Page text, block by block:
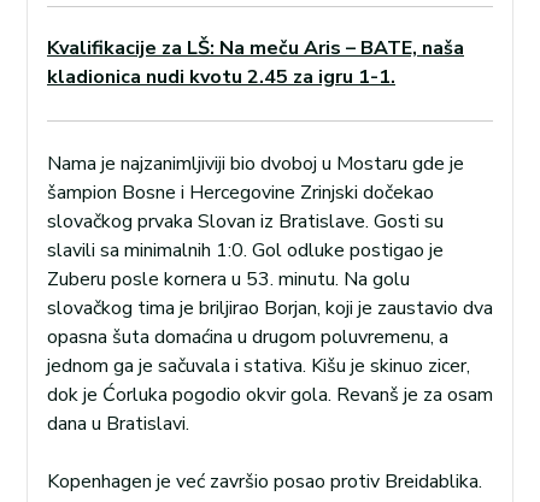
Kvalifikacije za LŠ: Na meču Aris – BATE, naša
kladionica nudi kvotu 2.45 za igru 1-1.
Nama je najzanimljiviji bio dvoboj u Mostaru gde je
šampion Bosne i Hercegovine Zrinjski dočekao
slovačkog prvaka Slovan iz Bratislave. Gosti su
slavili sa minimalnih 1:0. Gol odluke postigao je
Zuberu posle kornera u 53. minutu. Na golu
slovačkog tima je briljirao Borjan, koji je zaustavio dva
opasna šuta domaćina u drugom poluvremenu, a
jednom ga je sačuvala i stativa. Kišu je skinuo zicer,
dok je Ćorluka pogodio okvir gola. Revanš je za osam
dana u Bratislavi.
Kopenhagen je već završio posao protiv Breidablika.